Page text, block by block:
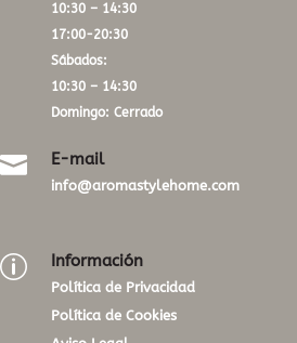
10:30 – 14:30
17:00-20:30
Sábados:
10:30 – 14:30
Domingo: Cerrado
 E-mail
info@aromastylehome.com
p Información
Política de Privacidad
Política de Cookies